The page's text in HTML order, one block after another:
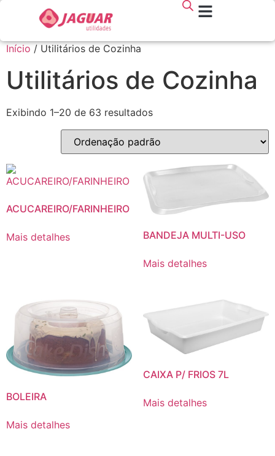
Início / Utilitários de Cozinha
Utilitários de Cozinha
Exibindo 1–20 de 63 resultados
ACUCAREIRO/FARINHEIRO
Mais detalhes BANDEJA MULTI-USO
Mais detalhes
BOLEIRA
Mais detalhes
CAIXA P/ FRIOS 7L
Mais detalhes